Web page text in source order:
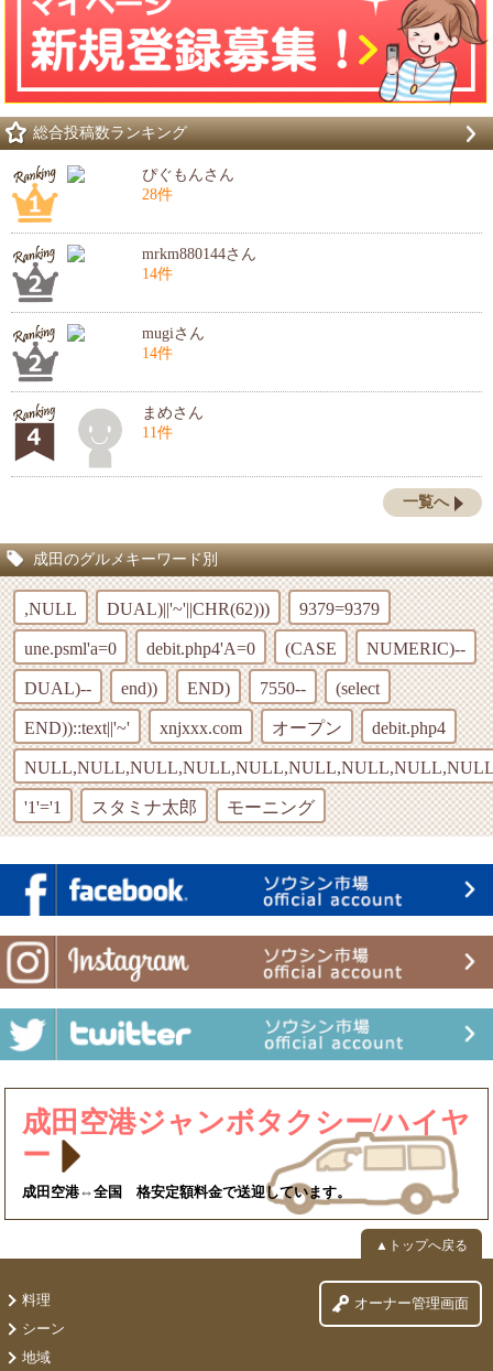
総合投稿数ランキング
ぴぐもんさん
28件
mrkm880144さん
14件
mugiさん
14件
まめさん
11件
一覧へ
成田のグルメキーワード別
,NULL DUAL)||'~'||CHR(62))) 9379=9379
une.psml'a=0 debit.php4'A=0 (CASE NUMERIC)--
DUAL)-- end)) END) 7550-- (select
END))::text||'~' xnjxxx.com オープン debit.php4
'1'='1 スタミナ太郎 モーニング
成田空港ジャンボタクシー/ハイヤ
ー
成田空港⇔全国 格安定額料金で送迎しています。
▲トップへ戻る
料理
シーン
地域
オーナー管理画面